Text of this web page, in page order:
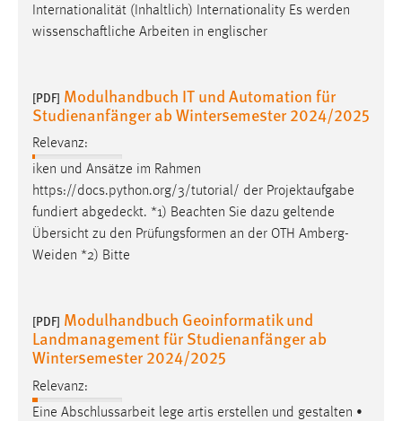
Internationalität (Inhaltlich) Internationality Es werden
wissenschaftliche Arbeiten in englischer
[PDF] Modulhandbuch IT und Automation für
Studienanfänger ab Wintersemester 2024/2025
Relevanz:
iken und Ansätze im Rahmen
https://docs.python.org/3/tutorial/ der Projektaufgabe
fundiert abgedeckt. *1) Beachten Sie dazu geltende
Übersicht zu den Prüfungsformen an der OTH Amberg-
Weiden *2) Bitte
[PDF] Modulhandbuch Geoinformatik und
Landmanagement für Studienanfänger ab
Wintersemester 2024/2025
Relevanz:
Eine Abschlussarbeit lege artis erstellen und gestalten •